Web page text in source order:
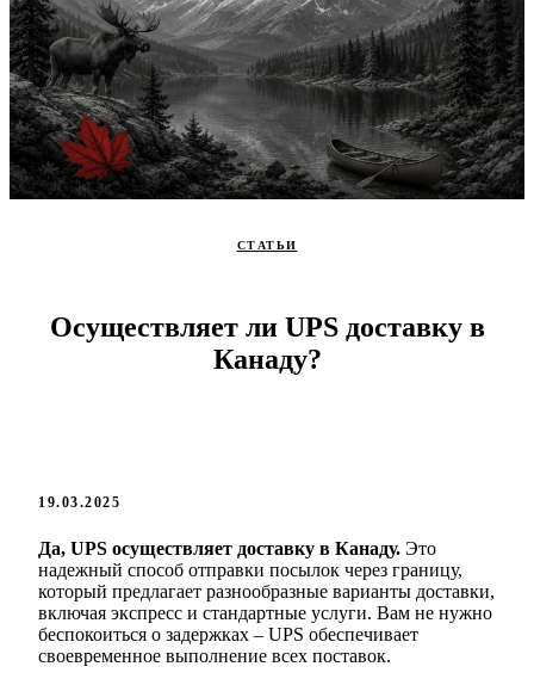
СТАТЬИ
Осуществляет ли UPS доставку в
Канаду?
19.03.2025
Да, UPS осуществляет доставку в Канаду. Это
надежный способ отправки посылок через границу,
который предлагает разнообразные варианты доставки,
включая экспресс и стандартные услуги. Вам не нужно
беспокоиться о задержках – UPS обеспечивает
своевременное выполнение всех поставок.